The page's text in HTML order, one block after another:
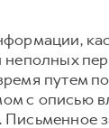
неполных
путем
с описью
Письменное